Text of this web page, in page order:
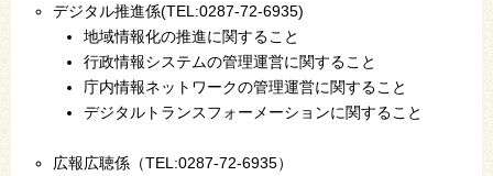
デジタル推進係(TEL:0287-72-6935)
地域情報化の推進に関すること
行政情報システムの管理運営に関すること
庁内情報ネットワークの管理運営に関すること
デジタルトランスフォーメーションに関すること
広報広聴係（TEL:0287-72-6935）